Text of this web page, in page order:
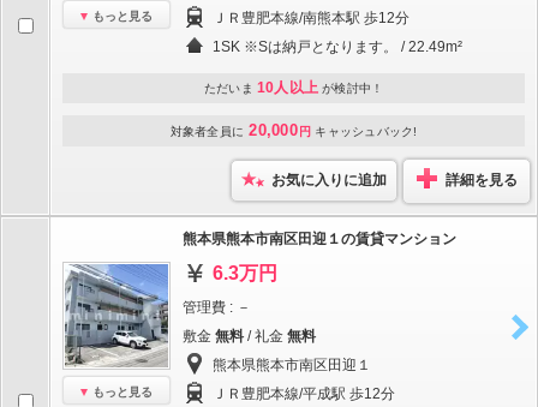
もっと見る
ＪＲ豊肥本線/南熊本駅 歩12分
1SK ※Sは納戸となります。 / 22.49m²
ただいま 10人以上 が検討中！
対象者全員に 20,000 円 キャッシュバック!
お気に入りに追加 詳細を見る
もっと見る
熊本県熊本市南区田迎１の賃貸マンション
6.3万円
管理費 : －
敷金 無料 / 礼金 無料
熊本県熊本市南区田迎１
ＪＲ豊肥本線/平成駅 歩12分